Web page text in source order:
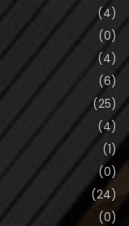
(4)
(0)
(4)
(6)
(25)
(4)
(1)
(0)
(24)
(0)